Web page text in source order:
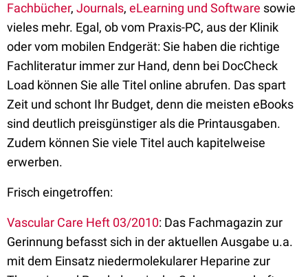
Fachbücher, Journals, eLearning und Software sowie
vieles mehr. Egal, ob vom Praxis-PC, aus der Klinik
oder vom mobilen Endgerät: Sie haben die richtige
Fachliteratur immer zur Hand, denn bei DocCheck
Load können Sie alle Titel online abrufen. Das spart
Zeit und schont Ihr Budget, denn die meisten eBooks
sind deutlich preisgünstiger als die Printausgaben.
Zudem können Sie viele Titel auch kapitelweise
erwerben.
Frisch eingetroffen:
Vascular Care Heft 03/2010: Das Fachmagazin zur
Gerinnung befasst sich in der aktuellen Ausgabe u.a.
mit dem Einsatz niedermolekularer Heparine zur